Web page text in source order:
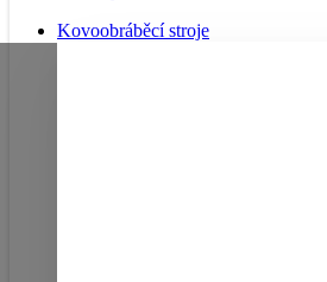
Kovoobráběcí stroje